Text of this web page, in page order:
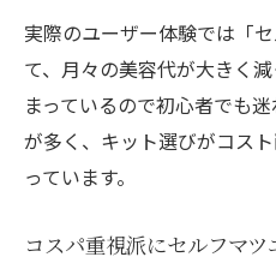
実際のユーザー体験では「
て、月々の美容代が大きく
まっているので初心者でも
が多く、キット選びがコス
っています。
コスパ重視派にセルフマ